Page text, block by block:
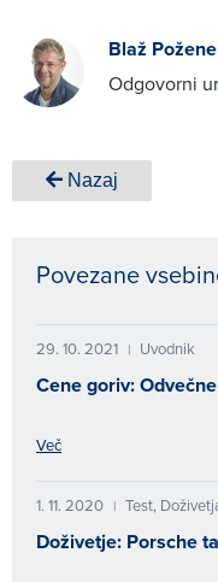
Blaž
Odgovorni
Nazaj
Povezane
29. 10. 2021 | Uvodnik
Cene goriv:
Več
1. 11. 2020 | Test,
Doživetje: Porsche